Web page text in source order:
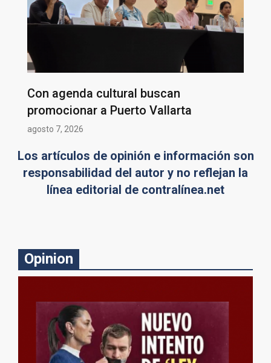
Con agenda cultural buscan
promocionar a Puerto Vallarta
agosto 7, 2026
Los artículos de opinión e información son
responsabilidad del autor y no reflejan la
línea editorial de contralínea.net
Opinion